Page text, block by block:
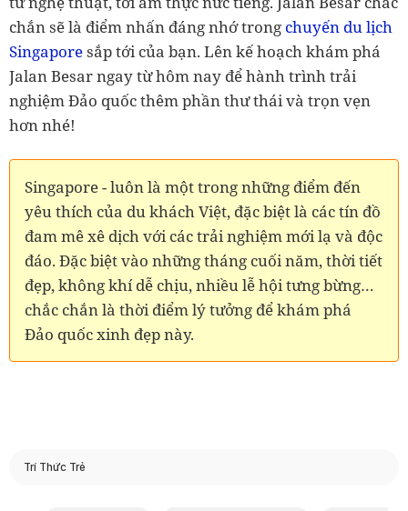
chắn sẽ là điểm nhấn đáng nhớ trong chuyến du lịch
Singaporesắp tới của bạn. Lên kế hoạch khám phá
Jalan Besar ngay từ hôm nay để hành trình trải
nghiệm Đảo quốc thêm phần thư thái và trọn vẹn
hơn nhé!
Singapore - luôn là một trong những điểm đến
yêu thích của du khách Việt, đặc biệt là các tín đồ
đam mê xê dịch với các trải nghiệm mới lạ và độc
đáo. Đặc biệt vào những tháng cuối năm, thời tiết
đẹp, không khí dễ chịu, nhiều lễ hội tưng bừng…
chắc chắn là thời điểm lý tưởng để khám phá
Đảo quốc xinh đẹp này.
Trí Thức Trẻ